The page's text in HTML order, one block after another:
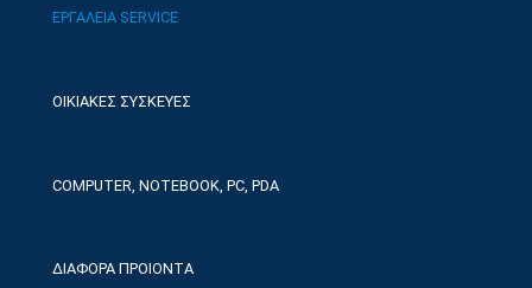
ΕΡΓΑΛΕΙΑ SERVICE
ΟΙΚΙΑΚΕΣ ΣΥΣΚΕΥΕΣ
COMPUTER, NOTEBOOK, PC, PDA
ΔΙΑΦΟΡΑ ΠΡΟΙΟΝΤΑ